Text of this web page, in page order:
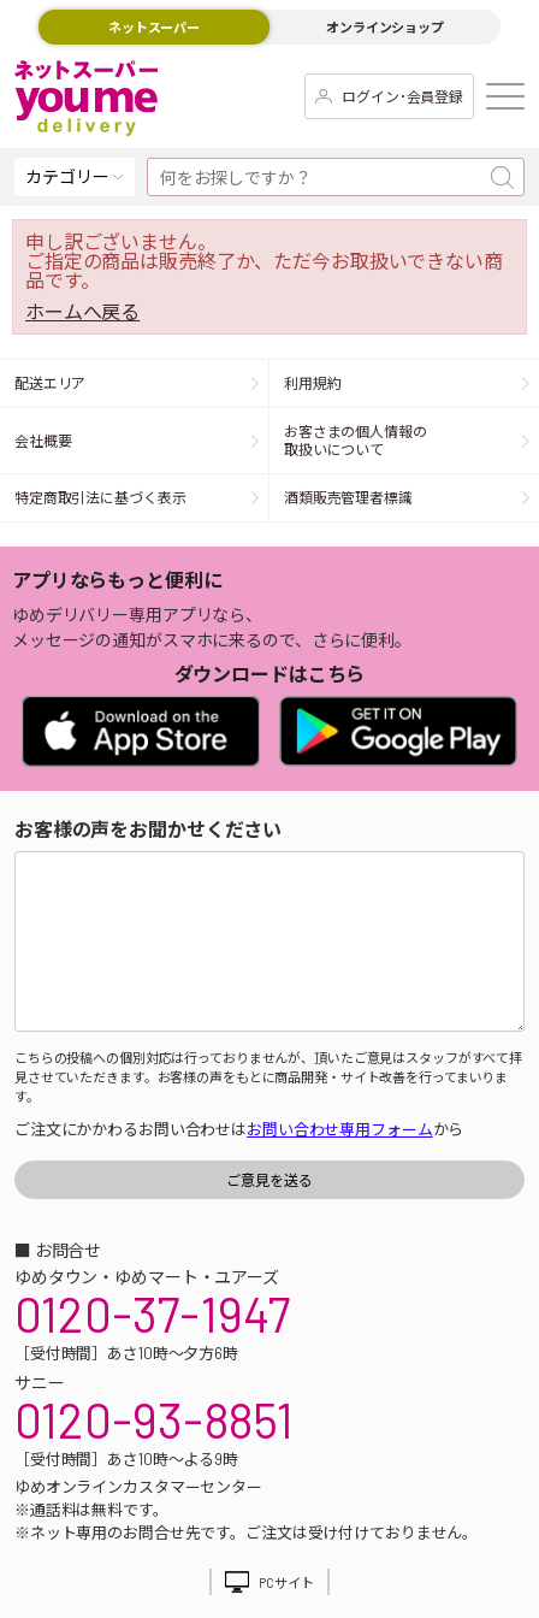
ネットスーパー オンラインショップ
ログイン･会員登録
カテゴリー
申し訳ございません。
ご指定の商品は販売終了か、ただ今お取扱いできない商
品です。
ホームへ戻る
配送エリア 利用規約
会社概要
お客さまの個人情報の
取扱いについて
特定商取引法に基づく表示 酒類販売管理者標識
アプリならもっと便利に
ゆめデリバリー専用アプリなら、
メッセージの通知がスマホに来るので、さらに便利。
ダウンロードはこちら
お客様の声をお聞かせください
こちらの投稿への個別対応は行っておりませんが、頂いたご意見はスタッフがすべて拝
見させていただきます。お客様の声をもとに商品開発・サイト改善を行ってまいりま
す。
ご注文にかかわるお問い合わせはお問い合わせ専用フォームから
■ お問合せ
ゆめタウン・ゆめマート・ユアーズ
0120-37-1947
［受付時間］あさ10時～夕方6時
サニー
0120-93-8851
［受付時間］あさ10時～よる9時
ゆめオンラインカスタマーセンター
※通話料は無料です。
※ネット専用のお問合せ先です。ご注文は受け付けておりません。
PCサイト